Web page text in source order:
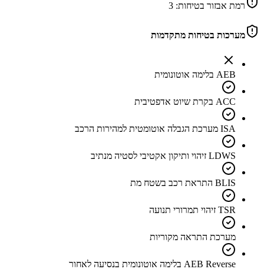
רמת אבזור בטיחות: 3
מערכות בטיחות מתקדמות
AEB בלימה אוטונומית
ACC בקרת שיוט אדפטיבית
ISA מערכת הגבלה אוטומטית למהירות הרכב
LDWS זיהוי ותיקון אקטיבי לסטיה מנתיב
BLIS התראת רכב בשטח מת
TSR זיהוי תמרורי תנועה
מערכת התראה מקוריות
AEB Reverse בלימה אוטונומית בנסיעה לאחור